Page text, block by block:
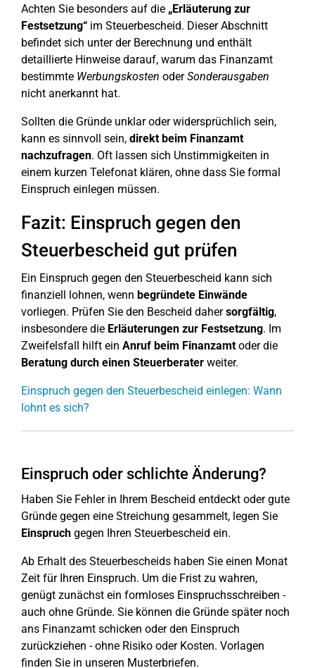
Achten Sie besonders auf die „Erläuterung zur
Festsetzung“ im Steuerbescheid. Dieser Abschnitt
befindet sich unter der Berechnung und enthält
detaillierte Hinweise darauf, warum das Finanzamt
bestimmte Werbungskosten oderSonderausgaben
nicht anerkannt hat.
Sollten die Gründe unklar oder widersprüchlich sein,
kann es sinnvoll sein, direkt beim Finanzamt
nachzufragen. Oft lassen sich Unstimmigkeiten in
einem kurzen Telefonat klären, ohne dass Sie formal
Einspruch einlegen müssen.
Fazit: Einspruch gegen den
Steuerbescheid gut prüfen
Ein Einspruch gegen den Steuerbescheid kann sich
finanziell lohnen, wenn begründete Einwände
vorliegen. Prüfen Sie den Bescheid dahersorgfältig,
insbesondere die Erläuterungen zur Festsetzung. Im
Zweifelsfall hilft ein Anruf beim Finanzamtoder die
Beratung durch einen Steuerberater weiter.
Einspruch gegen den Steuerbescheid einlegen: Wann
lohnt es sich?
Einspruch oder schlichte Änderung?
Haben Sie Fehler in Ihrem Bescheid entdeckt oder gute
Gründe gegen eine Streichung gesammelt, legen Sie
Einspruch gegen Ihren Steuerbescheid ein.
Ab Erhalt des Steuerbescheids haben Sie einen Monat
Zeit für Ihren Einspruch. Um die Frist zu wahren,
genügt zunächst ein formloses Einspruchsschreiben -
auch ohne Gründe. Sie können die Gründe später noch
ans Finanzamt schicken oder den Einspruch
zurückziehen - ohne Risiko oder Kosten. Vorlagen
finden Sie in unseren Musterbriefen.